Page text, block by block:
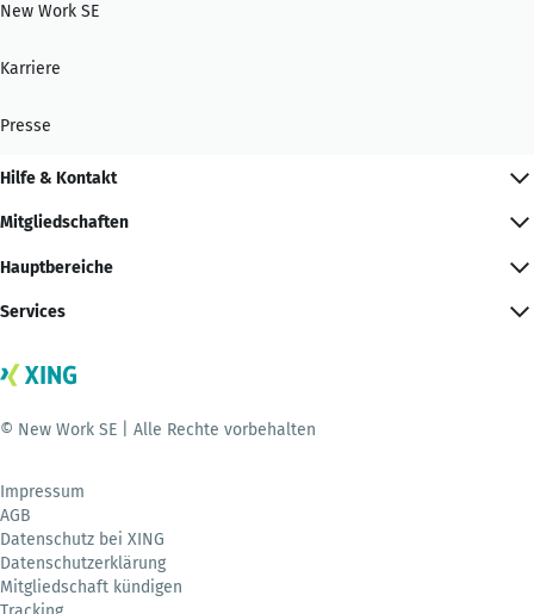
New Work SE
Karriere
Presse
Hilfe & Kontakt
Mitgliedschaften
Hauptbereiche
Services
© New Work SE | Alle Rechte vorbehalten
Impressum
AGB
Datenschutz bei XING
Datenschutzerklärung
Mitgliedschaft kündigen